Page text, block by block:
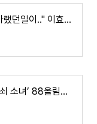
"바쁜 활동중에 그토록 바랬던일이.." 이효리♥이상순 깜짝 놀랄만한 소식 들려주자 많은 팬들의
9년 전 아시안게임 ‘굴렁쇠 소녀’ 88올림픽 '굴렁쇠 소년' 그들의 최근 모습과 직업이 알려지자